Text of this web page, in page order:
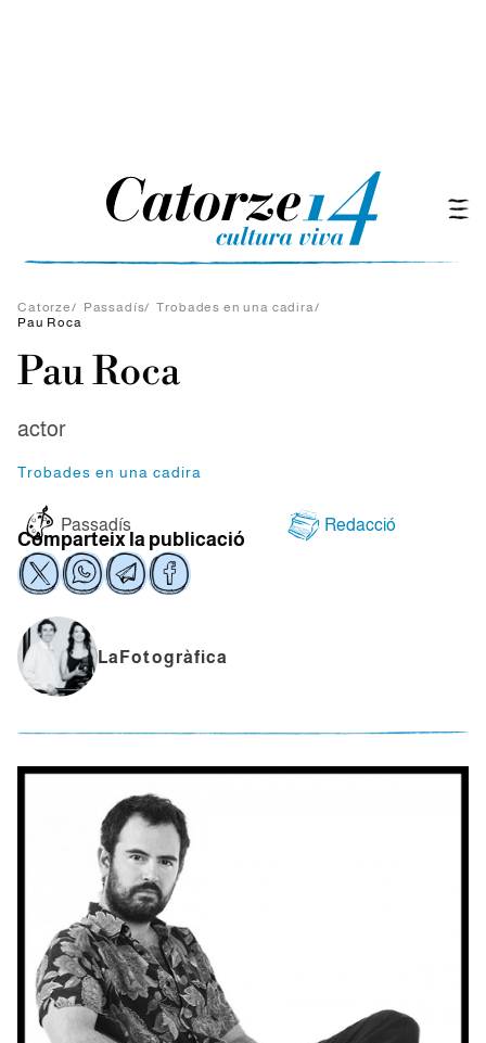
Catorze/ Passadís/ Trobades en una cadira/
Pau Roca
Pau Roca
actor
Trobades en una cadira
Passadís Redacció
Comparteix la publicació
LaFotogràfica